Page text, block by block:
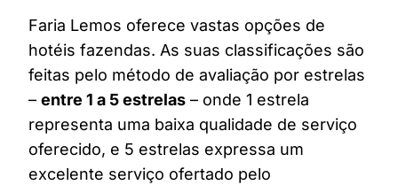
Faria Lemos oferece vastas opções de
hotéis fazendas. As suas classificações são
feitas pelo método de avaliação por estrelas
– entre 1 a 5 estrelas – onde 1 estrela
representa uma baixa qualidade de serviço
oferecido, e 5 estrelas expressa um
excelente serviço ofertado pelo